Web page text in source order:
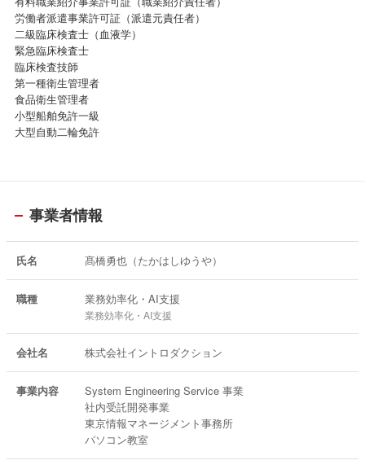
・DX認定
＜取引先企業一例＞（敬称略）
・新宿法人会
・DX事業協同組合
労働者派遣事業許可証（派遣元責任者）
二級臨床検査士（血液学）
緊急臨床検査士
臨床検査技師
第一種衛生管理者
食品衛生管理者
小型船舶免許一級
大型自動二輪免許
事業者情報
氏名 髙橋勇也（たかはしゆうや）
職種 業務効率化・AI支援
業務効率化・AI支援
会社名 株式会社イントロダクション
事業内容
System Engineering Service 事業
社内受託開発事業
東京情報マネージメント事務所
パソコン教室